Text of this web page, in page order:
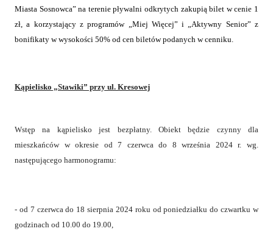
Miasta Sosnowca” na terenie pływalni odkrytych zakupią bilet w cenie 1
zł, a korzystający z programów „Miej Więcej” i „Aktywny Senior” z
bonifikaty w wysokości 50% od cen biletów podanych w cenniku.
Kąpielisko „Stawiki” przy ul. Kresowej
Wstęp na kąpielisko jest bezpłatny. Obiekt będzie czynny dla
mieszkańców w okresie od 7 czerwca do 8 września 2024 r. wg.
następującego harmonogramu:
- od 7 czerwca do 18 sierpnia 2024 roku od poniedziałku do czwartku w
godzinach od 10.00 do 19.00,